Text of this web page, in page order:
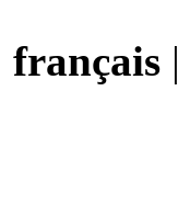
français |